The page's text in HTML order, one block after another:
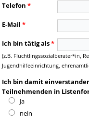
Telefon*
E-Mail*
Ich bin tätig als*
(z.B. Flüchtlingssozialberater*in,
Jugendhilfeeinrichtung,
Ich bin damit
Teilnehmenden in
Ja
nein